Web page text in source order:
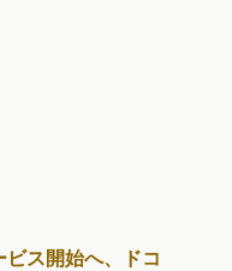
ス開始へ、ドコ